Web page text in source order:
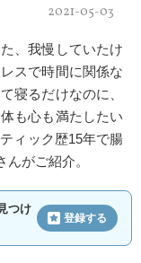
2021-05-03
、我慢していたけ
スで時間に関係な
寝るだけなのに、
も心も満たしたい
ィック歴15年で腸
がご紹介。
つけ
登録する